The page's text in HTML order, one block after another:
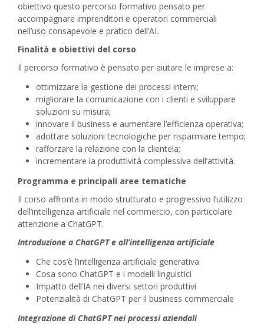
obiettivo questo percorso formativo pensato per
accompagnare imprenditori e operatori commerciali
nell’uso consapevole e pratico dell’AI.
Finalità e obiettivi del corso
Il percorso formativo è pensato per aiutare le imprese a:
ottimizzare la gestione dei processi interni;
migliorare la comunicazione con i clienti e sviluppare
soluzioni su misura;
innovare il business e aumentare l’efficienza operativa;
adottare soluzioni tecnologiche per risparmiare tempo;
rafforzare la relazione con la clientela;
incrementare la produttività complessiva dell’attività.
Programma e principali aree tematiche
Il corso affronta in modo strutturato e progressivo l’utilizzo
dell’intelligenza artificiale nel commercio, con particolare
attenzione a ChatGPT.
Introduzione a ChatGPT e all’intelligenza artificiale
Che cos’è l’intelligenza artificiale generativa
Cosa sono ChatGPT e i modelli linguistici
Impatto dell’IA nei diversi settori produttivi
Potenzialità di ChatGPT per il business commerciale
Integrazione di ChatGPT nei processi aziendali